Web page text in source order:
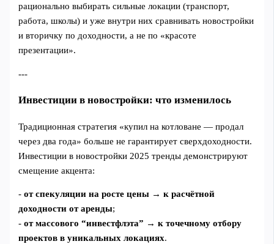
рационально выбирать сильные локации (транспорт,
работа, школы) и уже внутри них сравнивать новостройки
и вторичку по доходности, а не по «красоте
презентации».
---
Инвестиции в новостройки: что изменилось
Традиционная стратегия «купил на котловане — продал
через два года» больше не гарантирует сверхдоходности.
Инвестиции в новостройки 2025 тренды демонстрируют
смещение акцента:
-от спекуляции на росте цены →к расчётной
доходности от аренды;
-от массового “инвестфлэта” →к точечному отбору
проектов в уникальных локациях.